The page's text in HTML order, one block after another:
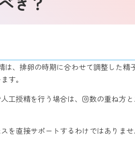
、排卵の時期に合わせて調整した精
す。
工授精を行う場合は、回数の重ね方
を直接サポートするわけではありませ